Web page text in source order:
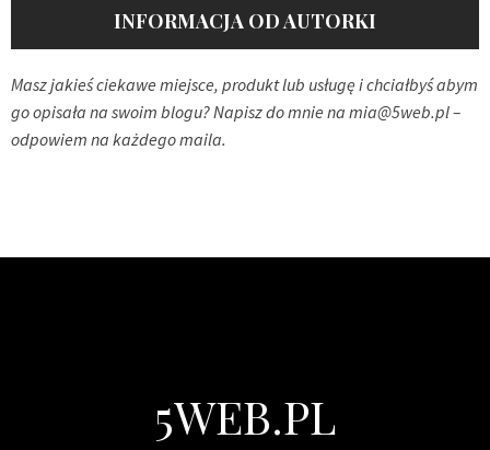
INFORMACJA OD AUTORKI
Masz jakieś ciekawe miejsce, produkt lub usługę i chciałbyś abym
go opisała na swoim blogu? Napisz do mnie na mia@5web.pl–
odpowiem na każdego maila.
5WEB.PL